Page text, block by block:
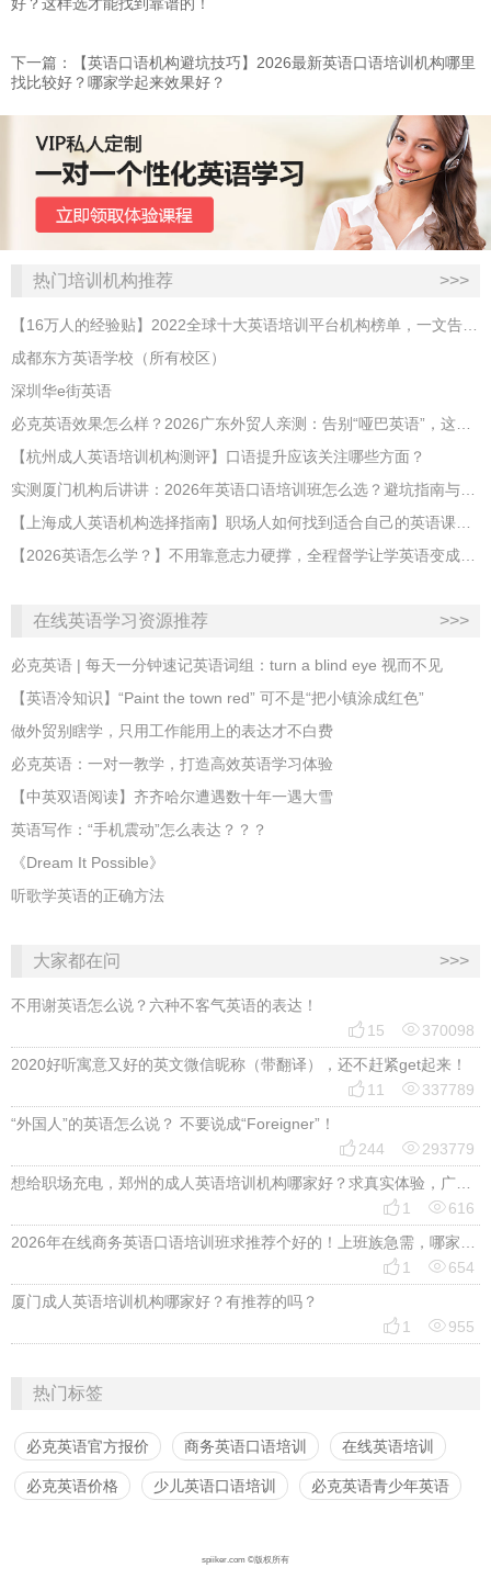
下一篇：【英语口语机构避坑技巧】2026最新英语口语培训机构哪里
找比较好？哪家学起来效果好？
热门培训机构推荐 >>>
【16万人的经验贴】2022全球十大英语培训平台机构榜单，一文告诉你
成都东方英语学校（所有校区）
深圳华e街英语
必克英语效果怎么样？2026广东外贸人亲测：告别“哑巴英语”，这才是成年人最高效的自救指南！
【杭州成人英语培训机构测评】口语提升应该关注哪些方面？
实测厦门机构后讲讲：2026年英语口语培训班怎么选？避坑指南与高效学习新范式
【上海成人英语机构选择指南】职场人如何找到适合自己的英语课程？
【2026英语怎么学？】不用靠意志力硬撑，全程督学让学英语变成日常习惯
在线英语学习资源推荐 >>>
必克英语 | 每天一分钟速记英语词组：turn a blind eye 视而不见
​【英语冷知识】“Paint the town red” 可不是“把小镇涂成红色”
做外贸别瞎学，只用工作能用上的表达才不白费
必克英语：一对一教学，打造高效英语学习体验
【中英双语阅读】齐齐哈尔遭遇数十年一遇大雪
英语写作：“手机震动”怎么表达？？？
《Dream It Possible》
听歌学英语的正确方法
大家都在问 >>>
不用谢英语怎么说？六种不客气英语的表达！
 15 370098
2020好听寓意又好的英文微信昵称（带翻译），还不赶紧get起来！
 11 337789
“外国人”的英语怎么说？ 不要说成“Foreigner”！
 244 293779
想给职场充电，郑州的成人英语培训机构哪家好？求真实体验，广告勿扰，感谢！
 1 616
2026年在线商务英语口语培训班求推荐个好的！上班族急需，哪家好？
 1 654
厦门成人英语培训机构哪家好？有推荐的吗？
 1 955
热门标签
必克英语官方报价 商务英语口语培训 在线英语培训
必克英语价格 少儿英语口语培训 必克英语青少年英语
spiiker.com ©版权所有